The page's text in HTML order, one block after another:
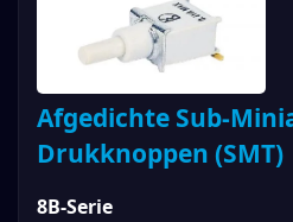
Afgedichte Sub-
Drukknoppen (SMT)
8B-Serie